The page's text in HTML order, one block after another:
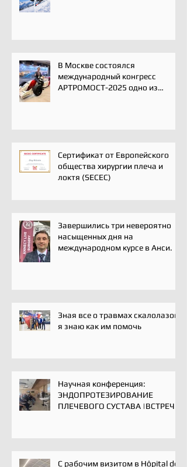
В Москве состоялся
международный конгресс
АРТРОМОСТ-2025 одно из
реабилитации
Сертификат от Европейского
общества хирургии плеча и
локтя (SECEC)
Завершились три невероятно
насыщенных дня на
международном курсе в Анси.
Зная все о травмах скалолазов,
я знаю как им помочь
Научная конференция:
ЭНДОПРОТЕЗИРОВАНИЕ
ПЛЕЧЕВОГО СУСТАВА |ВСТРЕЧА
С рабочим визитом в Hôpital de